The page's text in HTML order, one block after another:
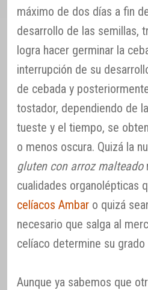
máximo de dos días a fin
desarrollo de las semillas,
logra hacer germinar la
interrupción de su
de cebada y
tostador, dependiendo de
tueste y el tiempo, se
o menos oscura. Quizá la
gluten con arroz malteado
cualidades organolépticas
celíacos Ambar o quizá
necesario que salga al
celíaco determine su
Aunque ya sabemos que